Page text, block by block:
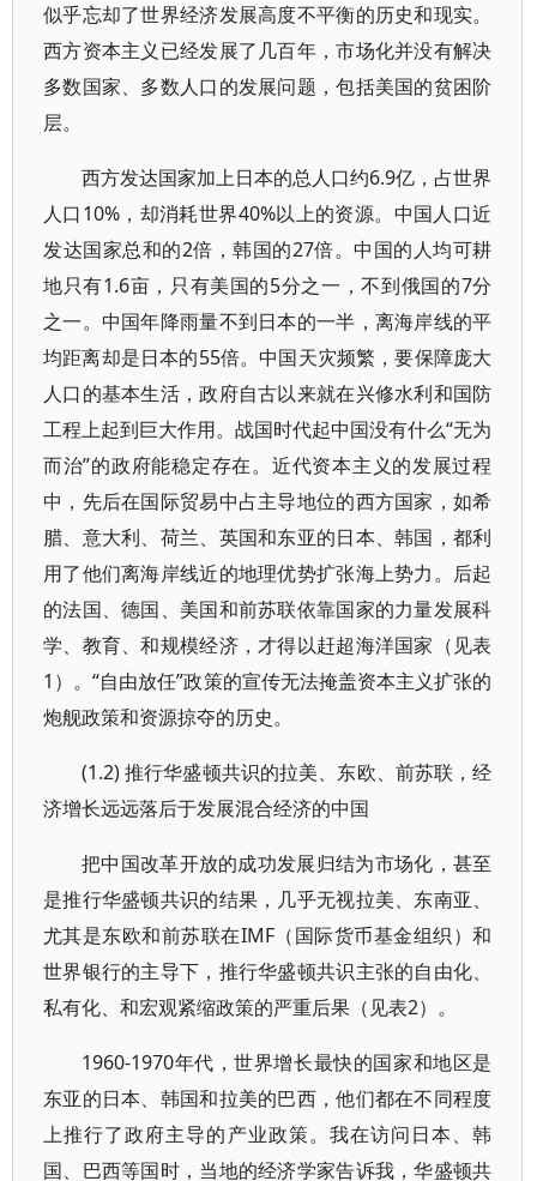
似乎忘却了世界经济发展高度不平衡的历史和现实。
西方资本主义已经发展了几百年，市场化并没有解决
多数国家、多数人口的发展问题，包括美国的贫困阶
层。
西方发达国家加上日本的总人口约6.9亿，占世界
人口10%，却消耗世界40%以上的资源。中国人口近
发达国家总和的2倍，韩国的27倍。中国的人均可耕
地只有1.6亩，只有美国的5分之一，不到俄国的7分
之一。中国年降雨量不到日本的一半，离海岸线的平
均距离却是日本的55倍。中国天灾频繁，要保障庞大
人口的基本生活，政府自古以来就在兴修水利和国防
工程上起到巨大作用。战国时代起中国没有什么“无为
而治”的政府能稳定存在。近代资本主义的发展过程
中，先后在国际贸易中占主导地位的西方国家，如希
腊、意大利、荷兰、英国和东亚的日本、韩国，都利
用了他们离海岸线近的地理优势扩张海上势力。后起
的法国、德国、美国和前苏联依靠国家的力量发展科
学、教育、和规模经济，才得以赶超海洋国家（见表
1）。“自由放任”政策的宣传无法掩盖资本主义扩张的
炮舰政策和资源掠夺的历史。
(1.2) 推行华盛顿共识的拉美、东欧、前苏联，经
济增长远远落后于发展混合经济的中国
把中国改革开放的成功发展归结为市场化，甚至
是推行华盛顿共识的结果，几乎无视拉美、东南亚、
尤其是东欧和前苏联在IMF（国际货币基金组织）和
世界银行的主导下，推行华盛顿共识主张的自由化、
私有化、和宏观紧缩政策的严重后果（见表2）。
1960-1970年代，世界增长最快的国家和地区是
东亚的日本、韩国和拉美的巴西，他们都在不同程度
上推行了政府主导的产业政策。我在访问日本、韩
国、巴西等国时，当地的经济学家告诉我，华盛顿共